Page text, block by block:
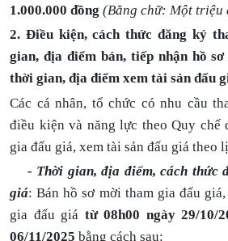
1.000.000 đồng (Bằng chữ: Một triệu
2. Điều kiện, cách thức đăng ký
gian, địa điểm bán, tiếp nhận hồ
thời gian, địa điểm xem tài sản đấu
Các cá nhân, tổ chức có nhu cầu
điều kiện và năng lực theo Quy chế
gia đấu giá, xem tài sản đấu giá theo
- Thời gian, địa điểm, cách thức
giá: Bán hồ sơ mời tham gia đấu
gia đấu giá từ08h00 ngày 29/10/
06/11/2025 bằng cách sau: